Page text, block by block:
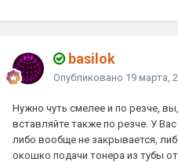
basilok
Опубликовано 19 марта,
Нужно чуть смелее и по резче,
вставляйте также по резче. У
либо вообще не закрывается,
окошко подачи тонера из тубы